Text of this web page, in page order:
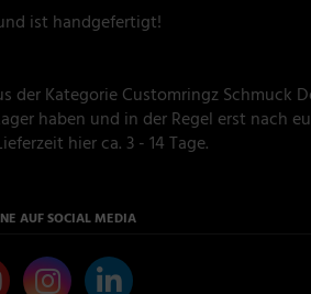
ist handgefertigt!
der Kategorie Customringz Schmuck
haben und in der Regel erst nach
hier ca. 3 - 14 Tage.
AUF SOCIAL MEDIA